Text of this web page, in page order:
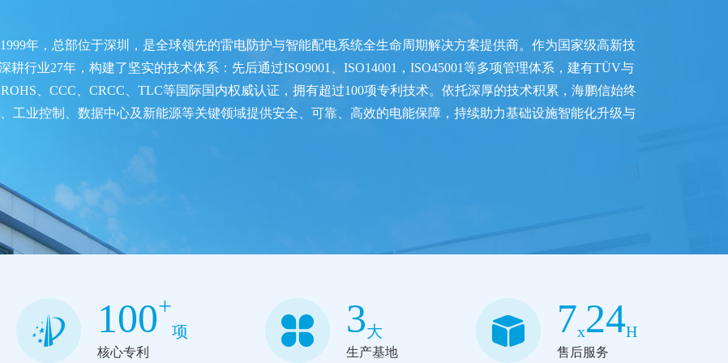
年，总部位于深圳，是全球领先的雷电防护与智能配电系统全生命周期解决方案提供商。作为国家级高新技
耕行业27年，构建了坚实的技术体系：先后通过ISO9001、ISO14001，ISO45001等多项管理体系，建有TÜV与
、CCC、CRCC、TLC等国际国内权威认证，拥有超过100项专利技术。依托深厚的技术积累，海鹏信始终
工业控制、数据中心及新能源等关键领域提供安全、可靠、高效的电能保障，持续助力基础设施智能化升级与
100+
项
核心专利
3大
生产基地
7x24H
售后服务